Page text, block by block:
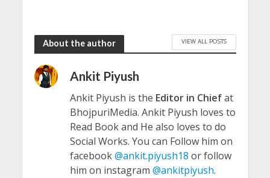
About the author VIEW ALL POSTS
Ankit Piyush
Ankit Piyush is the Editor in Chiefat
BhojpuriMedia. Ankit Piyush loves to
Read Book and He also loves to do
Social Works. You can Follow him on
facebook@ankit.piyush18 or follow
him on instagram @ankitpiyush.